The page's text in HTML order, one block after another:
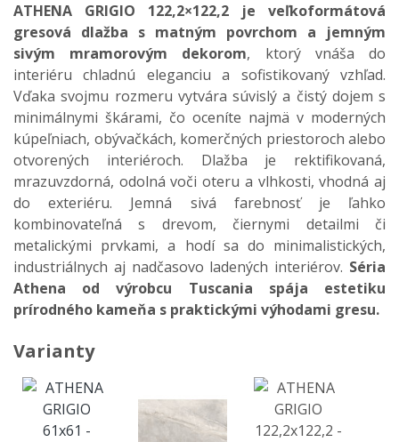
ATHENA GRIGIO 122,2×122,2 je veľkoformátová
gresová dlažba s matným povrchom a jemným
sivým mramorovým dekorom, ktorý vnáša do
interiéru chladnú eleganciu a sofistikovaný vzhľad.
Vďaka svojmu rozmeru vytvára súvislý a čistý dojem s
minimálnymi škárami, čo oceníte najmä v moderných
kúpeľniach, obývačkách, komerčných priestoroch alebo
otvorených interiéroch. Dlažba je rektifikovaná,
mrazuvzdorná, odolná voči oteru a vlhkosti, vhodná aj
do exteriéru. Jemná sivá farebnosť je ľahko
kombinovateľná s drevom, čiernymi detailmi či
metalickými prvkami, a hodí sa do minimalistických,
industriálnych aj nadčasovo ladených interiérov. Séria
Athena od výrobcu Tuscania spája estetiku
prírodného kameňa s praktickými výhodami gresu.
Varianty